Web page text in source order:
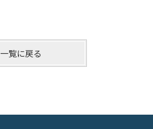
一覧に戻る